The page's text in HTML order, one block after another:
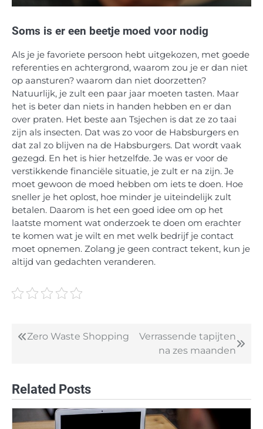
Soms is er een beetje moed voor nodig
Als je je favoriete persoon hebt uitgekozen, met goede
referenties en achtergrond, waarom zou je er dan niet
op aansturen? waarom dan niet doorzetten?
Natuurlijk, je zult een paar jaar moeten tasten. Maar
het is beter dan niets in handen hebben en er dan
over praten. Het beste aan Tsjechen is dat ze zo taai
zijn als insecten. Dat was zo voor de Habsburgers en
dat zal zo blijven na de Habsburgers. Dat wordt vaak
gezegd. En het is hier hetzelfde. Je was er voor de
verstikkende financiële situatie, je zult er na zijn. Je
moet gewoon de moed hebben om iets te doen. Hoe
sneller je het oplost, hoe minder je uiteindelijk zult
betalen. Daarom is het een goed idee om op het
laatste moment wat onderzoek te doen om erachter
te komen wat je wilt en met welk bedrijf je contact
moet opnemen. Zolang je geen contract tekent, kun je
altijd van gedachten veranderen.
Post
Zero Waste Shopping
Verrassende tapijten
na zes maanden
Related Posts